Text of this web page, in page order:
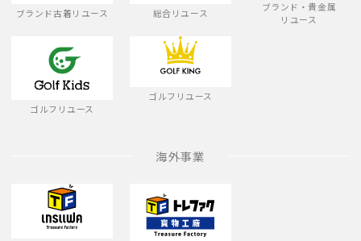
ブランド古着リユース 総合リユース
ブランド・貴金属
リユース
ゴルフリユース
ゴルフリユース
海外事業